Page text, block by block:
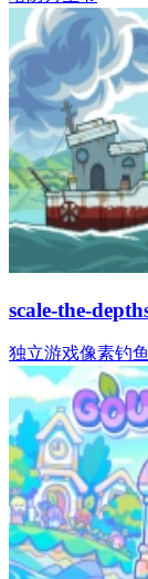
scale-the-
独立游戏像素钓鱼